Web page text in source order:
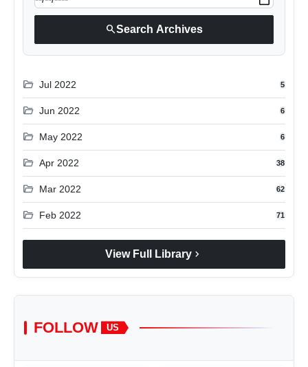
searchSearch Archives
folder_open Jul 2022 5
folder_open Jun 2022 6
folder_open May 2022 6
folder_open Apr 2022 38
folder_open Mar 2022 62
folder_open Feb 2022 71
View Full Library chevron_right
FOLLOW US